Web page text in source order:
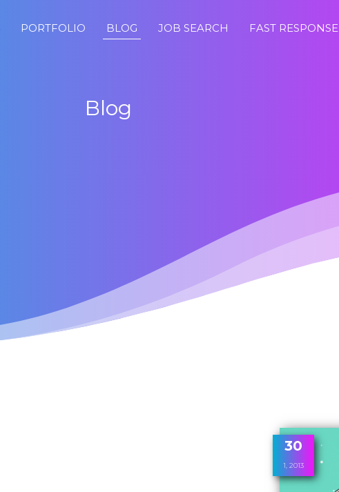
PORTFOLIO BLOG JOB SEARCH FAST RESPONSE
Blog
30
1, 2013